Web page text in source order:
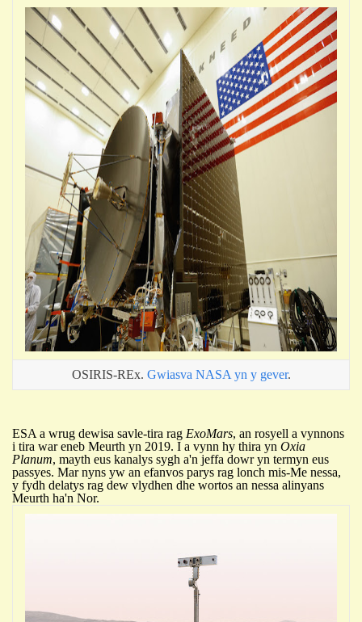
OSIRIS-REx. Gwiasva NASA yn y gever.
ESA a wrug dewisa savle-tira rag ExoMars, an rosyell a vynnons
i tira war eneb Meurth yn 2019. I a vynn hy thira yn Oxia
Planum, mayth eus kanalys sygh a'n jeffa dowr yn termyn eus
passyes. Mar nyns yw an efanvos parys rag lonch mis-Me nessa,
y fydh delatys rag dew vlydhen dhe wortos an nessa alinyans
Meurth ha'n Nor.